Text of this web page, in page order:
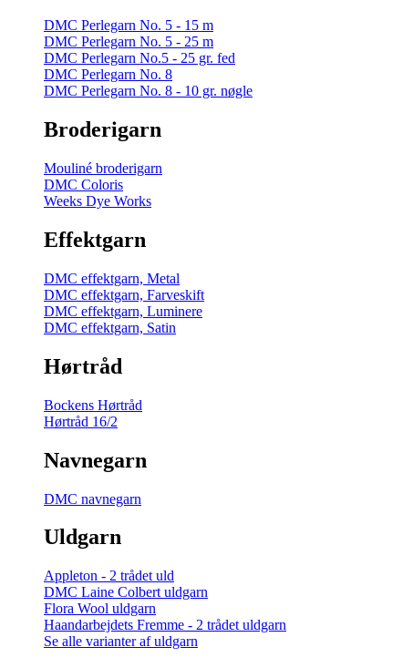
DMC Perlegarn No. 5 - 15 m
DMC Perlegarn No. 5 - 25 m
DMC Perlegarn No.5 - 25 gr. fed
DMC Perlegarn No. 8
DMC Perlegarn No. 8 - 10 gr. nøgle
Broderigarn
Mouliné broderigarn
DMC Coloris
Weeks Dye Works
Effektgarn
DMC effektgarn, Metal
DMC effektgarn, Farveskift
DMC effektgarn, Luminere
DMC effektgarn, Satin
Hørtråd
Bockens Hørtråd
Hørtråd 16/2
Navnegarn
DMC navnegarn
Uldgarn
Appleton - 2 trådet uld
DMC Laine Colbert uldgarn
Flora Wool uldgarn
Haandarbejdets Fremme - 2 trådet uldgarn
Se alle varianter af uldgarn